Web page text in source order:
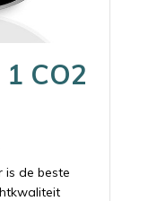
CO2
is de beste